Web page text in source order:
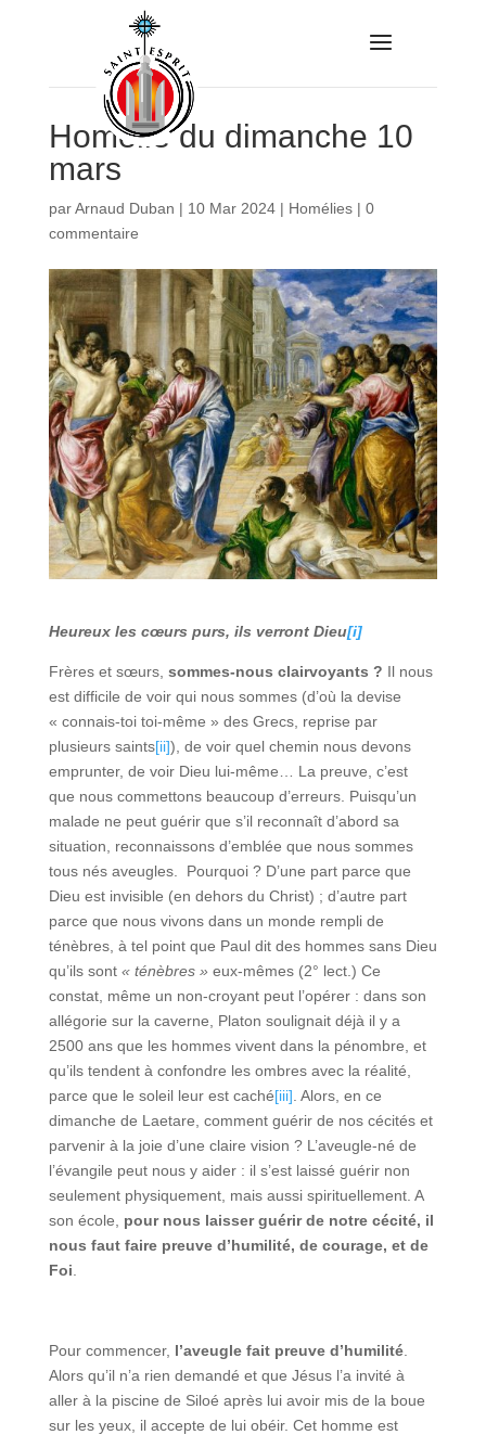
Homélie du dimanche 10
mars
parArnaud Duban | 10 Mar 2024| Homélies| 0
commentaire
Heureux les cœurs purs, ils verront Dieu[i]
Frères et sœurs, sommes-nous clairvoyants ? Il nous
est difficile de voir qui nous sommes (d’où la devise
« connais-toi toi-même » des Grecs, reprise par
plusieurs saints[ii]), de voir quel chemin nous devons
emprunter, de voir Dieu lui-même… La preuve, c’est
que nous commettons beaucoup d’erreurs. Puisqu’un
malade ne peut guérir que s’il reconnaît d’abord sa
situation, reconnaissons d’emblée que nous sommes
tous nés aveugles. Pourquoi ? D’une part parce que
Dieu est invisible (en dehors du Christ) ; d’autre part
parce que nous vivons dans un monde rempli de
ténèbres, à tel point que Paul dit des hommes sans Dieu
qu’ils sont « ténèbres » eux-mêmes (2° lect.) Ce
constat, même un non-croyant peut l’opérer : dans son
allégorie sur la caverne, Platon soulignait déjà il y a
2500 ans que les hommes vivent dans la pénombre, et
qu’ils tendent à confondre les ombres avec la réalité,
parce que le soleil leur est caché[iii] . Alors, en ce
dimanche de Laetare, comment guérir de nos cécités et
parvenir à la joie d’une claire vision ? L’aveugle-né de
l’évangile peut nous y aider : il s’est laissé guérir non
seulement physiquement, mais aussi spirituellement. A
son école, pour nous laisser guérir de notre cécité, il
nous faut faire preuve d’humilité, de courage, et de
Foi
Pour commencer, l’aveugle fait preuve d’humilité.
Alors qu’il n’a rien demandé et que Jésus l’a invité à
aller à la piscine de Siloé après lui avoir mis de la boue
sur les yeux, il accepte de lui obéir. Cet homme est